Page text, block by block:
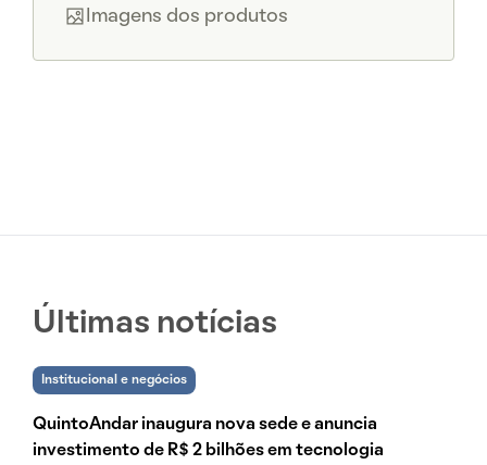
Imagens dos produtos
Últimas notícias
Institucional e negócios
QuintoAndar inaugura nova sede e anuncia
investimento de R$ 2 bilhões em tecnologia